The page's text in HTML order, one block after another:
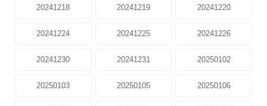
20241218 20241219 20241220
20241224 20241225 20241226
20241230 20241231 20250102
20250103 20250105 20250106